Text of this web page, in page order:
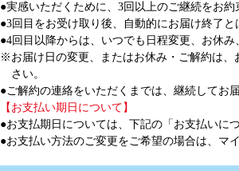
●実感いただくために、3回以上のご継続をお約
●3回目をお受け取り後、自動的にお届け終了と
●4回目以降からは、いつでも日程変更、お休み
※お届け日の変更、またはお休み・ご解約は、
さい。
●ご解約の連絡をいただくまでは、継続してお
【お支払い期日について】
●お支払期日については、下記の「お支払いに
●お支払い方法のご変更をご希望の場合は、マ